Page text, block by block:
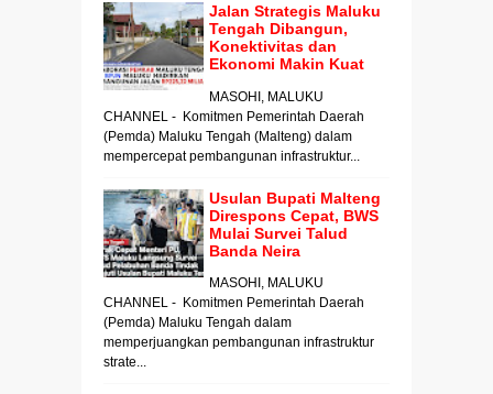
Jalan Strategis Maluku
Tengah Dibangun,
Konektivitas dan
Ekonomi Makin Kuat
MASOHI, MALUKU
CHANNEL - Komitmen Pemerintah Daerah
(Pemda) Maluku Tengah (Malteng) dalam
mempercepat pembangunan infrastruktur...
Usulan Bupati Malteng
Direspons Cepat, BWS
Mulai Survei Talud
Banda Neira
MASOHI, MALUKU
CHANNEL - Komitmen Pemerintah Daerah
(Pemda) Maluku Tengah dalam
memperjuangkan pembangunan infrastruktur
strate...